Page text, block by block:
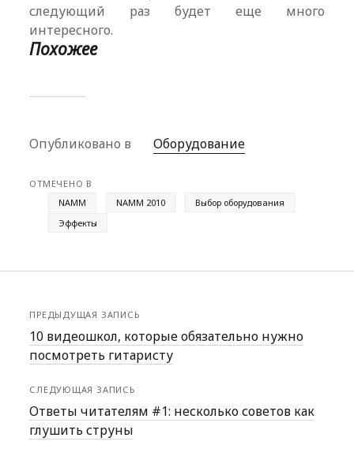
следующий раз будет еще много
интересного.
Похожее
Опубликовано в Оборудование
ОТМЕЧЕНО В
NAMM
NAMM 2010
Выбор оборудования
Эффекты
ПРЕДЫДУЩАЯ ЗАПИСЬ
10 видеошкол, которые обязательно нужно
посмотреть гитаристу
СЛЕДУЮЩАЯ ЗАПИСЬ
Ответы читателям #1: несколько советов как
глушить струны